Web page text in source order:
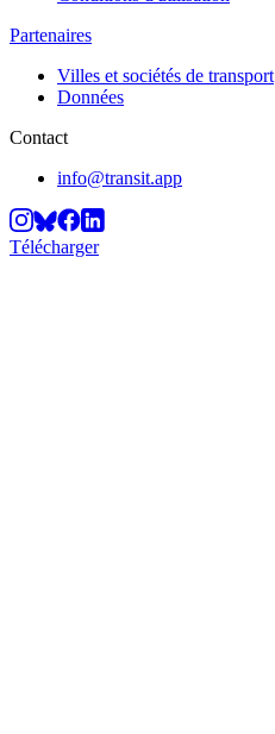
Partenaires
Villes et sociétés de transport
Données
Contact
info@transit.app
Télécharger